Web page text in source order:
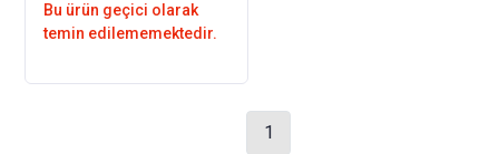
Bu ürün geçici olarak
temin edilememektedir.
1